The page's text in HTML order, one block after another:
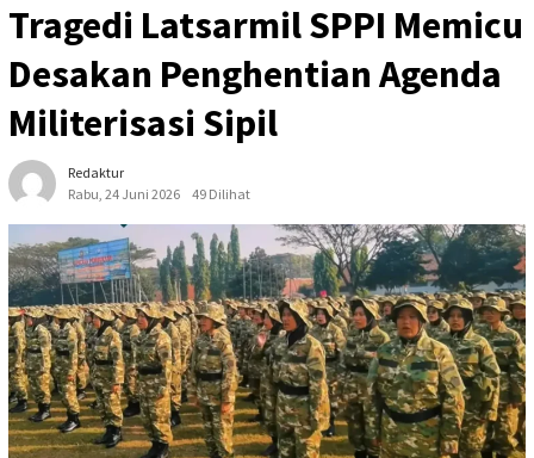
Tragedi Latsarmil SPPI Memicu
Desakan Penghentian Agenda
Militerisasi Sipil
Redaktur
Rabu, 24 Juni 2026
49 Dilihat